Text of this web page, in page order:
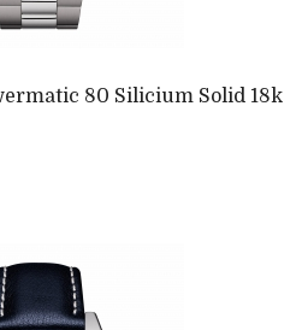
80 Silicium Solid 18k